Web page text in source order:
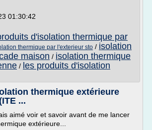
01:30:42
d'isolation thermique par
thermique par l'exterieur sto / isolation
maison / isolation thermique
/ les produits d'isolation
thermique extérieure
...
aimé voir et savoir avant de me lancer
extérieure...